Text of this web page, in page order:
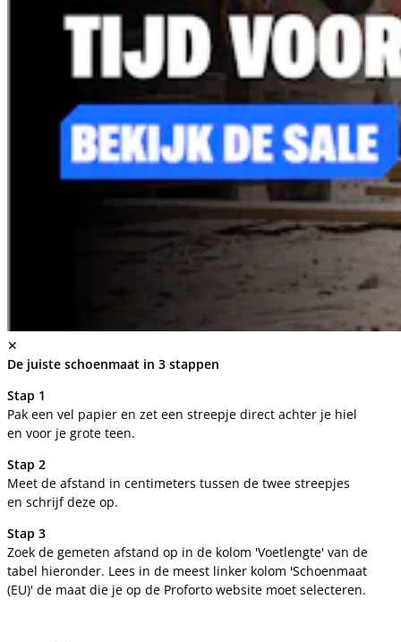
✕
De juiste schoenmaat in 3 stappen
Stap 1
Pak een vel papier en zet een streepje direct achter je hiel
en voor je grote teen.
Stap 2
Meet de afstand in centimeters tussen de twee streepjes
en schrijf deze op.
Stap 3
Zoek de gemeten afstand op in de kolom 'Voetlengte' van de
tabel hieronder. Lees in de meest linker kolom 'Schoenmaat
(EU)' de maat die je op de Proforto website moet selecteren.